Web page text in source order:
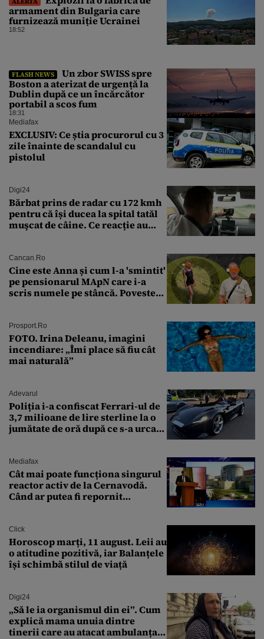
armament din Bulgaria care
furnizează muniție Ucrainei
18:52
FLASH NEWS
Un zbor SWISS spre
Boston a aterizat de urgență la
Dublin după ce un încărcător
portabil a scos fum
18:31
Mediafax
EXCLUSIV: Ce știa procurorul cu 3
zile înainte de scandalul cu
pistolul
Digi24
Bărbat prins de radar cu 172 kmh
pentru că își ducea la spital tatăl
muşcat de câine. Ce reacție au
Cancan.ro
Cine este Anna și cum l-a 'smintit'
pe pensionarul MApN care i-a
scris numele pe stâncă. Povestea
Transfăgărășan
Prosport.ro
FOTO. Irina Deleanu, imagini
incendiare: „Îmi place să fiu cât
mai naturală”
Adevarul
Poliția i-a confiscat Ferrari-ul de
3,7 milioane de lire sterline la o
jumătate de oră după ce s-a urcat
Mediafax
Cât mai poate funcționa singurul
reactor activ de la Cernavodă.
Când ar putea fi repornit
Click
Horoscop marți, 11 august. Leii au
o atitudine pozitivă, iar Balanțele
își schimbă stilul de viață
Digi24
„Să le ia organismul din ei”. Cum
explică mama unuia dintre
tinerii care au atacat ambulanța